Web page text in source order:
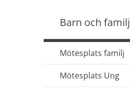
Barn och familj
Mötesplats familj
Mötesplats Ung